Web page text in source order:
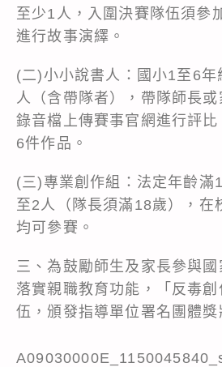
至少1人，入圍決賽隊伍須參
進行故事演繹。
(二)小小說書人：國小1至6
人（含帶隊者），帶隊師長
錄音檔上傳賽事官網進行評
6件作品。
(三)專業創作組：法定年齡滿
至2人（隊長須滿18歲），在
均可參賽。
三、為鼓勵師生及家長參與國
落實親職教育功能，「反毒
伍，頒發指導單位署名團體獎